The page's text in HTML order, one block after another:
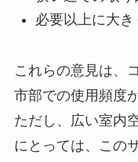
必要以上に大き
これらの意見は、
市部での使用頻度
ただし、広い室内
にとっては、この